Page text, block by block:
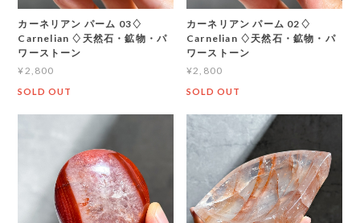
カーネリアン パーム 03♢
Carnelian ♢天然石・鉱物・パ
ワーストーン
¥2,800
SOLD OUT
カーネリアン パーム 02♢
Carnelian ♢天然石・鉱物・パ
ワーストーン
¥2,800
SOLD OUT